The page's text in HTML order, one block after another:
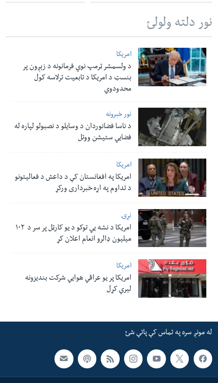
نور دلته ولولئ
امریکا
د ولسمشر ټرمپ نوي فرمانونه د زېږون پر
بنسټ د امریکا د تابعیت ترلاسه کول
محدودوي
نور خبرونه
د ناسا فضانوردان د وسایلو د نصبولو لپاره له
فضایي ستیشن ووتل
امریکا
امریکا په افغانستان کې د داعش د فعالیتونو
د تداوم په اړه خبرداری ورکړ
نړۍ
امریکا د نشه یي توکو د یو کارټل پر سر د ۱۰۲
میلیون ډالرو انعام اعلان کړ
امریکا
امریکا پر یو عراقي هوایي شرکت بندیزونه
لېري کړل
له مونږ سره په تماس کې پاتې شئ